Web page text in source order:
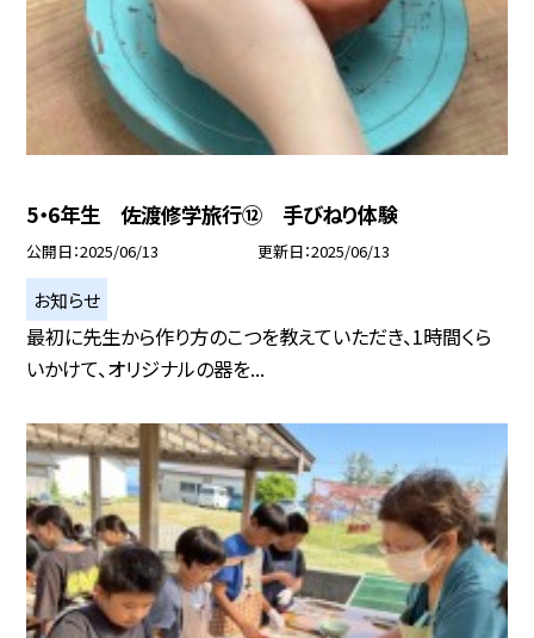
5・6年生 佐渡修学旅行⑫ 手びねり体験
公開日 2025/06/13 更新日 2025/06/13
お知らせ
最初に先生から作り方のこつを教えていただき、1時間くら
いかけて、オリジナルの器を...